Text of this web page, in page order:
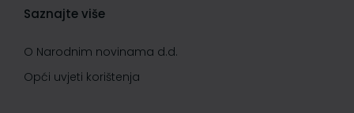
Saznajte više
O Narodnim novinama d.d.
Opći uvjeti korištenja